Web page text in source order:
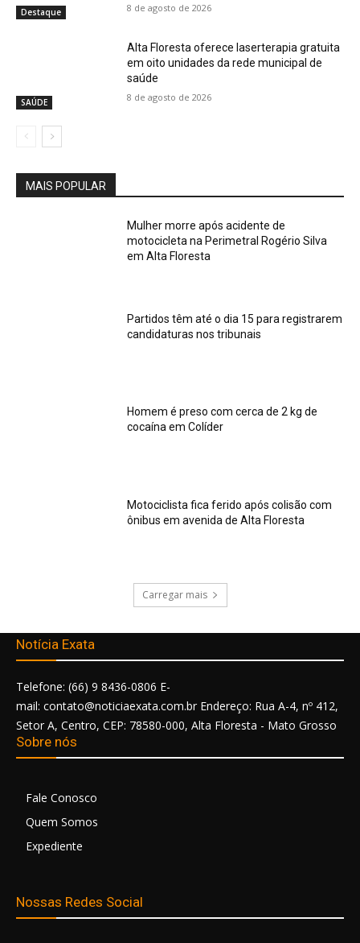
Destaque 8 de agosto de 2026
SAÚDE
Alta Floresta oferece laserterapia gratuita
em oito unidades da rede municipal de
saúde
8 de agosto de 2026
MAIS POPULAR
Mulher morre após acidente de
motocicleta na Perimetral Rogério Silva
em Alta Floresta
Partidos têm até o dia 15 para registrarem
candidaturas nos tribunais
Homem é preso com cerca de 2 kg de
cocaína em Colíder
Motociclista fica ferido após colisão com
ônibus em avenida de Alta Floresta
Carregar mais
Notícia Exata
Telefone: (66) 9 8436-0806 E-
mail: contato@noticiaexata.com.br Endereço: Rua A-4, nº 412,
Setor A, Centro, CEP: 78580-000, Alta Floresta - Mato Grosso
Sobre nós
Fale Conosco
Quem Somos
Expediente
Nossas Redes Social